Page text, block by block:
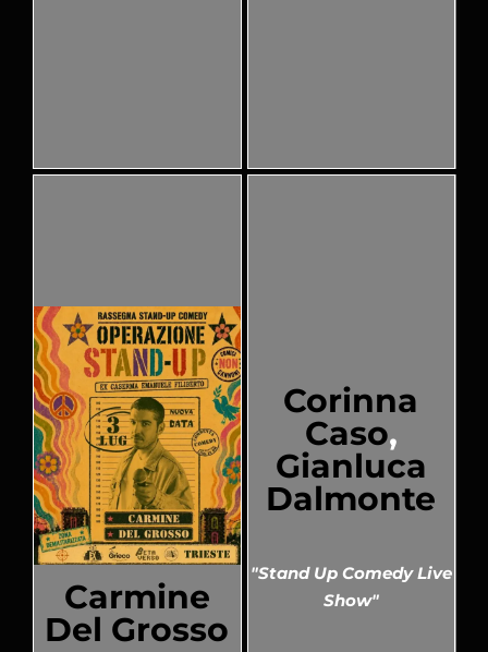
Carmine
Del Grosso
Corinna
Caso,
Gianluca
Dalmonte
"Stand Up Comedy Live
Show"